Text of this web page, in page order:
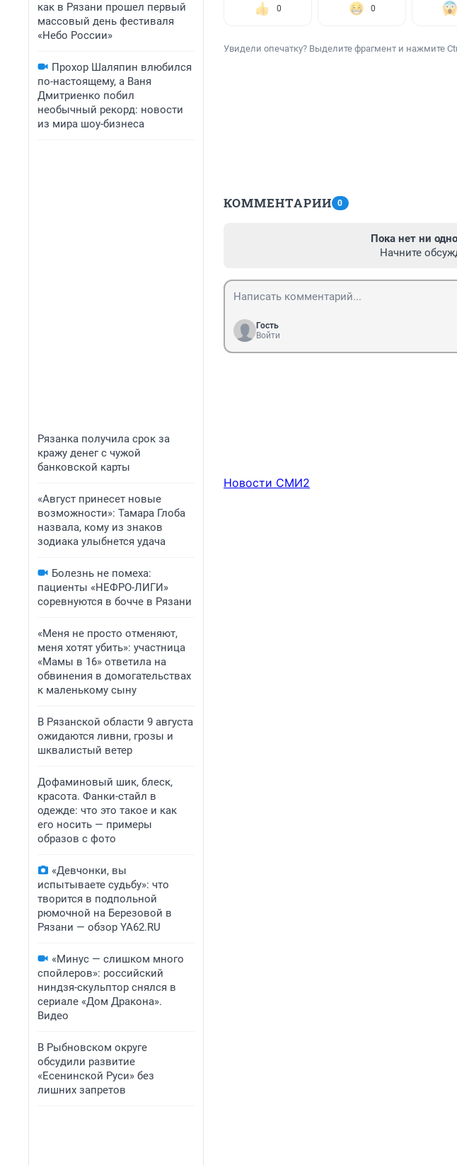
как в Рязани прошел первый
массовый день фестиваля
«Небо России»
Прохор Шаляпин влюбился
по-настоящему, а Ваня
Дмитриенко побил
необычный рекорд: новости
из мира шоу-бизнеса
Рязанка получила срок за
кражу денег с чужой
банковской карты
«Август принесет новые
возможности»: Тамара Глоба
назвала, кому из знаков
зодиака улыбнется удача
Болезнь не помеха:
пациенты «НЕФРО-ЛИГИ»
соревнуются в бочче в Рязани
«Меня не просто отменяют,
меня хотят убить»: участница
«Мамы в 16» ответила на
обвинения в домогательствах
к маленькому сыну
В Рязанской области 9 августа
ожидаются ливни, грозы и
шквалистый ветер
Дофаминовый шик, блеск,
красота. Фанки-стайл в
одежде: что это такое и как
его носить — примеры
образов с фото
«Девчонки, вы
испытываете судьбу»: что
творится в подпольной
рюмочной на Березовой в
Рязани — обзор YA62.RU
«Минус — слишком много
спойлеров»: российский
ниндзя-скульптор снялся в
сериале «Дом Дракона».
Видео
В Рыбновском округе
обсудили развитие
«Есенинской Руси» без
лишних запретов
0 0
Увидели опечатку? Выделите фрагмент и нажмите
КОММЕНТАРИИ 0
Пока нет ни
Начните
Гость
Войти
Новости СМИ2